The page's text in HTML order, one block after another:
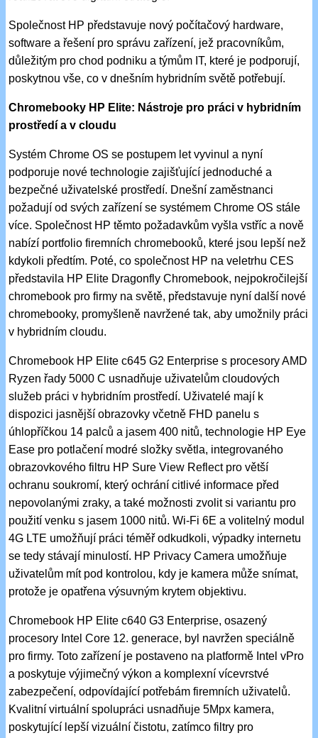
Společnost HP představuje nový počítačový hardware,
software a řešení pro správu zařízení, jež pracovníkům,
důležitým pro chod podniku a týmům IT, které je podporují,
poskytnou vše, co v dnešním hybridním světě potřebují.
Chromebooky HP Elite: Nástroje pro práci v hybridním
prostředí a v cloudu
Systém Chrome OS se postupem let vyvinul a nyní
podporuje nové technologie zajišťující jednoduché a
bezpečné uživatelské prostředí. Dnešní zaměstnanci
požadují od svých zařízení se systémem Chrome OS stále
více. Společnost HP těmto požadavkům vyšla vstříc a nově
nabízí portfolio firemních chromebooků, které jsou lepší než
kdykoli předtím. Poté, co společnost HP na veletrhu CES
představila HP Elite Dragonfly Chromebook, nejpokročilejší
chromebook pro firmy na světě, představuje nyní další nové
chromebooky, promyšleně navržené tak, aby umožnily práci
v hybridním cloudu.
Chromebook HP Elite c645 G2 Enterprise s procesory AMD
Ryzen řady 5000 C usnadňuje uživatelům cloudových
služeb práci v hybridním prostředí. Uživatelé mají k
dispozici jasnější obrazovky včetně FHD panelu s
úhlopříčkou 14 palců a jasem 400 nitů, technologie HP Eye
Ease pro potlačení modré složky světla, integrovaného
obrazovkového filtru HP Sure View Reflect pro větší
ochranu soukromí, který ochrání citlivé informace před
nepovolanými zraky, a také možnosti zvolit si variantu pro
použití venku s jasem 1000 nitů. Wi-Fi 6E a volitelný modul
4G LTE umožňují práci téměř odkudkoli, výpadky internetu
se tedy stávají minulostí. HP Privacy Camera umožňuje
uživatelům mít pod kontrolou, kdy je kamera může snímat,
protože je opatřena výsuvným krytem objektivu.
Chromebook HP Elite c640 G3 Enterprise, osazený
procesory Intel Core 12. generace, byl navržen speciálně
pro firmy. Toto zařízení je postaveno na platformě Intel vPro
a poskytuje výjimečný výkon a komplexní vícevrstvé
zabezpečení, odpovídající potřebám firemních uživatelů.
Kvalitní virtuální spolupráci usnadňuje 5Mpx kamera,
poskytující lepší vizuální čistotu, zatímco filtry pro